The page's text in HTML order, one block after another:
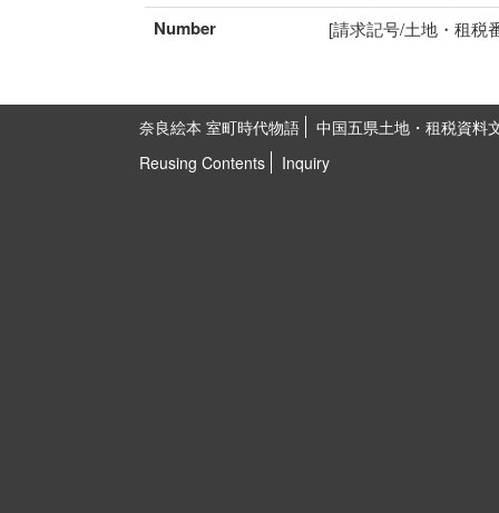
Number [請求記号/土地・租税
奈良絵本 室町時代物語
中国五県土地・租税資料
Reusing Contents
Inquiry